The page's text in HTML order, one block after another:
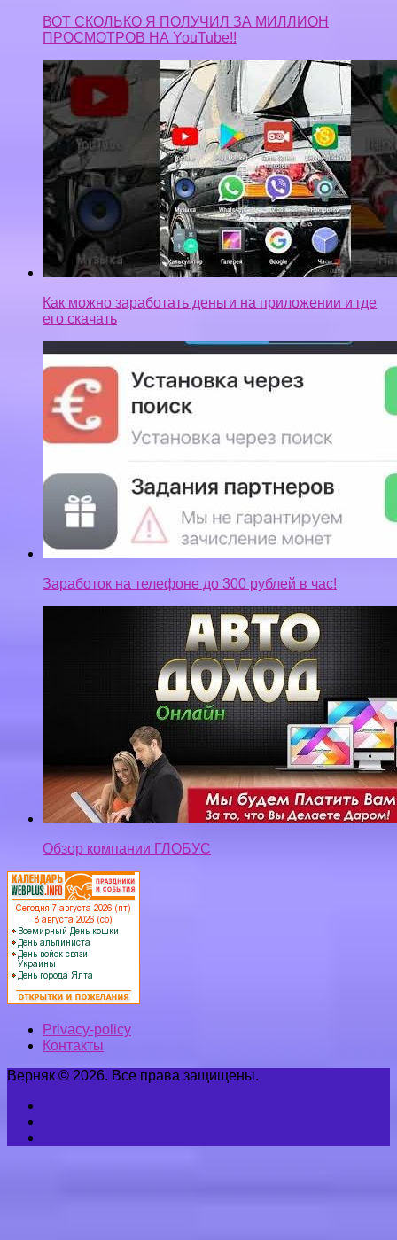
ВОТ СКОЛЬКО Я ПОЛУЧИЛ ЗА МИЛЛИОН
ПРОСМОТРОВ НА YouTube!!
Как можно заработать деньги на приложении и где
его скачать
Заработок на телефоне до 300 рублей в час!
Обзор компании ГЛОБУС
Privacy-policy
Контакты
Верняк © 2026. Все права защищены.